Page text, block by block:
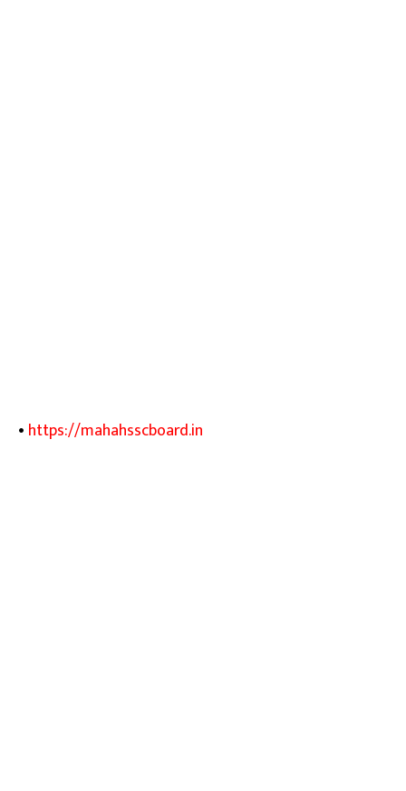
• https://mahahsscboard.in